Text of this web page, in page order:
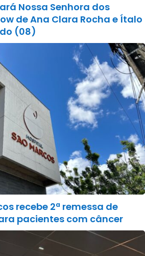
Nossa Senhora dos
de Ana Clara Rocha e Ítalo
(08)
recebe 2ª remessa de
pacientes com câncer